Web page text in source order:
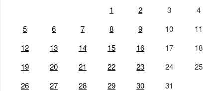
1
2 3
4
5
6 7 8 9 10
11
12
13 14 15 16 17
18
19
20 21 22 23 24
25
26
27 28 29 30
31